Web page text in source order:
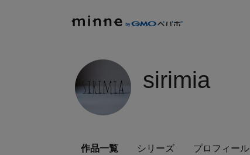
sirimia
作品一覧 シリーズ プロフィール